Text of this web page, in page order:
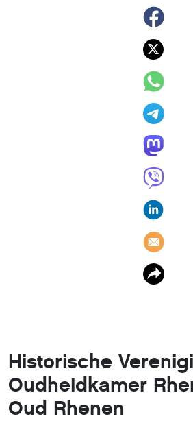
Historische
Oudheidkamer
Oud Rhenen